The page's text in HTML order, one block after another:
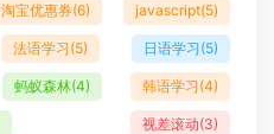
淘宝优惠券(6) javascript(5)
法语学习(5) 日语学习(5)
蚂蚁森林(4) 韩语学习(4)
视差滚动(3)